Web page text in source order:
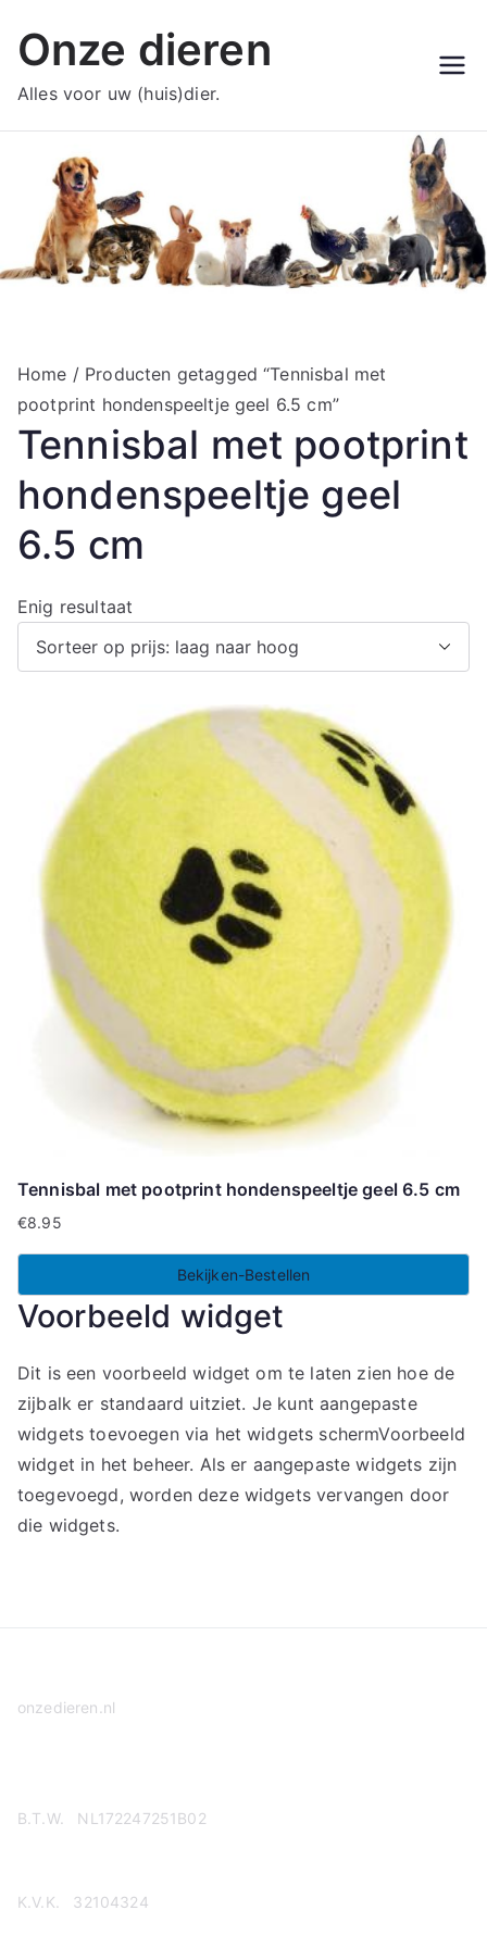
naar
inhoud
Onze dieren
Alles voor uw (huis)dier.
Home / Producten getagged “Tennisbal met
pootprint hondenspeeltje geel 6.5 cm”
Tennisbal met pootprint
hondenspeeltje geel
6.5 cm
Enig resultaat
Tennisbal met pootprint hondenspeeltje geel 6.5 cm
€8.95
Bekijken-Bestellen
Voorbeeld widget
Dit is een voorbeeld widget om te laten zien hoe de
zijbalk er standaard uitziet. Je kunt aangepaste
widgets toevoegen via het widgets schermVoorbeeld
widget in het beheer. Als er aangepaste widgets zijn
toegevoegd, worden deze widgets vervangen door
die widgets.
onzedieren.nl
B.T.W. NL172247251B02
K.V.K. 32104324